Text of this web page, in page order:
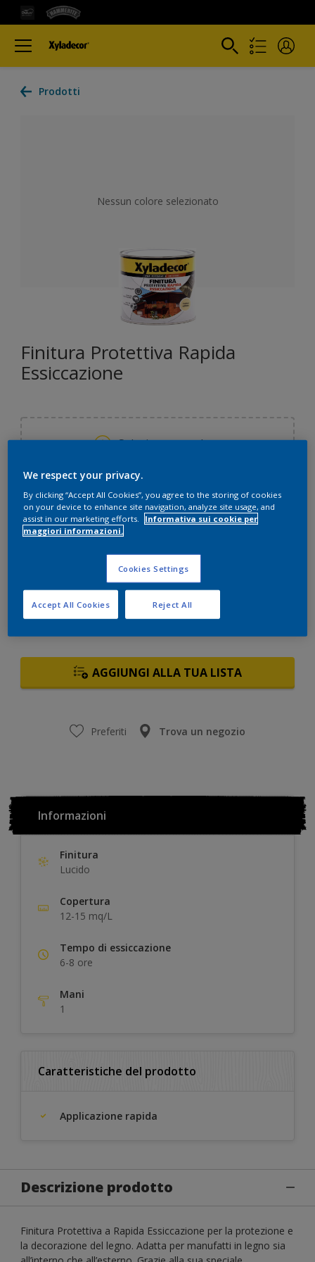
Prodotti
Nessun colore selezionato
Finitura Protettiva Rapida
Essiccazione
Seleziona un colore
Formato
750 ML 2,5 L
Paint Calculator
CALCOLA
AGGIUNGI ALLA TUA LISTA
Preferiti Trova un negozio
Informazioni
Finitura
Lucido
Copertura
12-15 mq/L
Tempo di essiccazione
6-8 ore
Mani
1
Caratteristiche del prodotto
Applicazione rapida
Descrizione prodotto
Finitura Protettiva a Rapida Essiccazione per la protezione e
la decorazione del legno. Adatta per manufatti in legno sia
We respect your privacy.
By clicking “Accept All Cookies”, you agree to the storing of cookies
on your device to enhance site navigation, analyze site usage, and
assist in our marketing efforts.
Informativa sui cookie per
maggiori informazioni.
Cookies Settings
Reject All
Accept All Cookies